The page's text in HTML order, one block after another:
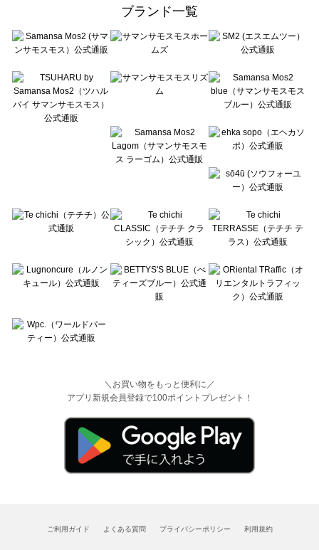
sō4ū（ソウフォーユー）のアウター一覧
Te chichi（テチチ）のアウター一覧
Te chichi CLASSIC（テチチ クラシック）のアウター一覧
Lugnoncure（ルノンキュール）のアウター一覧
BETTY'S BLUE（べティーズブルー）のアウター一覧
Wpc.（ワールドパーティー）のアウター一覧
ブランド一覧
＼お買い物をもっと便利に／
アプリ新規会員登録で100ポイントプレゼント！
ご利用ガイド よくある質問 プライバシーポリシー 利用規約